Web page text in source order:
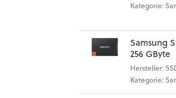
Kategorie:
Samsung
256 GByte
Hersteller:
Kategorie: